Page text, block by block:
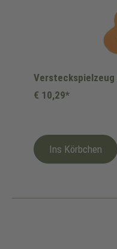
Versteckspielzeug
€ 10,29*
Ins Körbchen